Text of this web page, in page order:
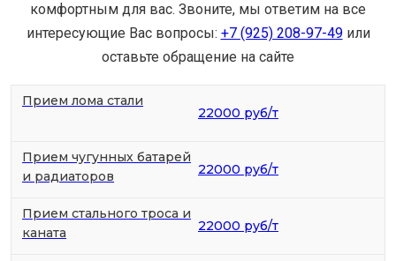
комфортным для вас. Звоните, мы ответим на все
интересующие Вас вопросы: +7 (925) 208-97-49или
оставьте обращение на сайте
Прием лома стали
22000 руб/т
Прием чугунных батарей
и радиаторов
22000 руб/т
Прием стального троса и
каната
22000 руб/т